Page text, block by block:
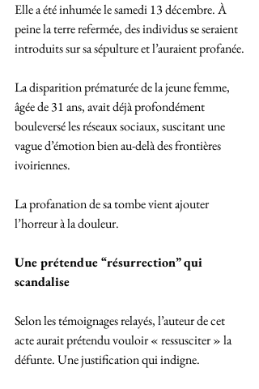
Elle a été inhumée le samedi 13 décembre. À
peine la terre refermée, des individus se seraient
introduits sur sa sépulture et l’auraient profanée.
La disparition prématurée de la jeune femme,
âgée de 31 ans, avait déjà profondément
bouleversé les réseaux sociaux, suscitant une
vague d’émotion bien au-delà des frontières
ivoiriennes.
La profanation de sa tombe vient ajouter
l’horreur à la douleur.
Une prétendue “résurrection” qui
scandalise
Selon les témoignages relayés, l’auteur de cet
acte aurait prétendu vouloir « ressusciter » la
défunte. Une justification qui indigne.